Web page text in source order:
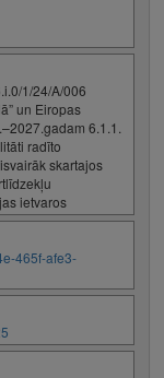
1/24/A/006
un Eiropas
6.1.1.
radīto
skartajos
ietvaros
465f-afe3-